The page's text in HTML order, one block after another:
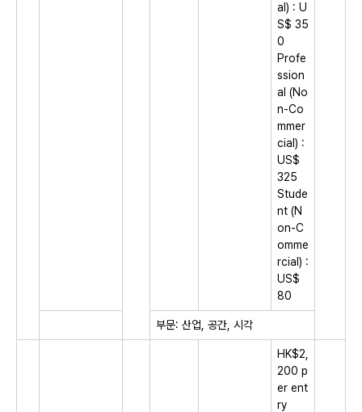
al) : U
S$ 35
0
Profe
ssion
al (No
n-Co
mmer
cial) :
US$
325
Stude
nt (N
on-C
omme
rcial) :
US$
80
부문: 산업, 공간, 시각
HK$2,
200 p
er ent
ry